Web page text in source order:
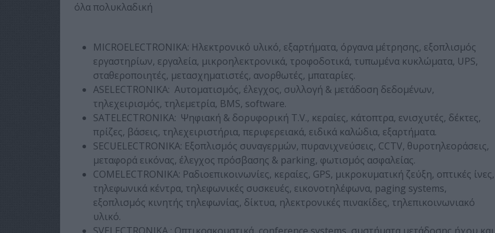
όλα πολυκλαδική
MICROELECTRONIKA: Ηλεκτρονικό υλικό, εξαρτήματα, όργανα μέτρησης, εξοπλισμός
εργαστηρίων, εργαλεία, μικροηλεκτρονικά, τροφοδοτικά, τυπωμένα κυκλώματα, UPS,
σταθεροποιητές, μετασχηματιστές, ανορθωτές, μπαταρίες.
ASELECTRONIKA: Αυτοματισμός, έλεγχος, συλλογή & μετάδοση δεδομένων,
τηλεχειρισμός, τηλεμετρία, BMS, software.
SATELECTRONIKA: Ψηφιακή & δορυφορική T.V., κεραίες, κάτοπτρα, ενισχυτές, δέκτες,
πρίζες, βάσεις, τηλεχειριστήρια, περιφερειακά, ειδικά καλώδια, εξαρτήματα.
SECUELECTRONIKA: Εξοπλισμός συναγερμών, πυρανιχνεύσεις, CCTV, θυροτηλεοράσεις,
μεταφορά εικόνας, έλεγχος πρόσβασης & parking, φωτισμός ασφαλείας.
COMELECTRONIKA: Ραδιοεπικοινωνίες, κεραίες, GPS, μικροκυματική ζεύξη, οπτικές ίνες,
τηλεφωνικά κέντρα, τηλεφωνικές συσκευές, εικονοτηλέφωνα, paging systems,
εξοπλισμός κινητής τηλεφωνίας, δίκτυα, ηλεκτρονικές πινακίδες, τηλεπικοινωνιακό
υλικό.